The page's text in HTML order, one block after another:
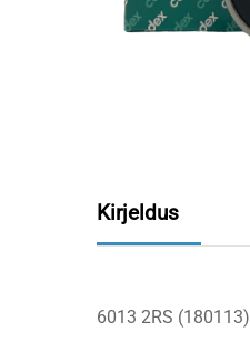
Kirjeldus
6013 2RS (180113)